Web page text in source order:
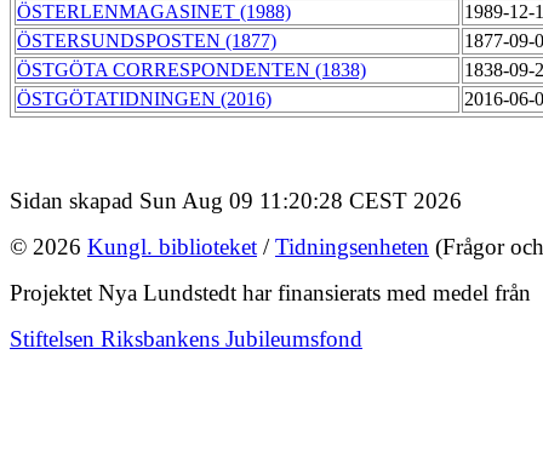
ÖSTERLENMAGASINET (1988)
1989-12-
ÖSTERSUNDSPOSTEN (1877)
1877-09-
ÖSTGÖTA CORRESPONDENTEN (1838)
1838-09-
ÖSTGÖTATIDNINGEN (2016)
2016-06-
Sidan skapad Sun Aug 09 11:20:28 CEST 2026
© 2026 Kungl. biblioteket /Tidningsenheten (Frågor
Projektet Nya Lundstedt har finansierats med medel från
Stiftelsen Riksbankens Jubileumsfond